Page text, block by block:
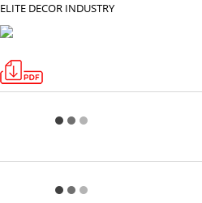
ELITE DECOR INDUSTRY